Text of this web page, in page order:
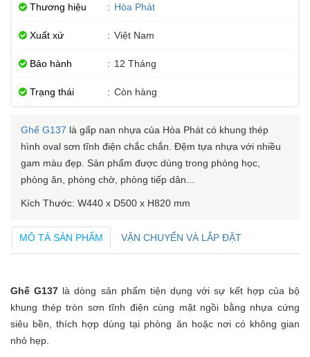
Thương hiệu : Hòa Phát
Xuất xứ : Việt Nam
Bảo hành : 12 Tháng
Trạng thái : Còn hàng
Ghế G137 là gấp nan nhựa của Hòa Phát có khung thép
hình oval sơn tĩnh điện chắc chắn. Đệm tựa nhựa với nhiều
gam màu đẹp. Sản phẩm được dùng trong phòng học,
phòng ăn, phòng chờ, phòng tiếp dân...
Kích Thước: W440 x D500 x H820 mm
MÔ TẢ SẢN PHẨM VẬN CHUYỂN VÀ LẮP ĐẶT
Ghế G137 là dòng sản phẩm tiện dụng với sự kết hợp của bộ
khung thép tròn sơn tĩnh điện cùng mặt ngồi bằng nhựa cứng
siêu bền, thích hợp dùng tại phòng ăn hoặc nơi có không gian
nhỏ hẹp.